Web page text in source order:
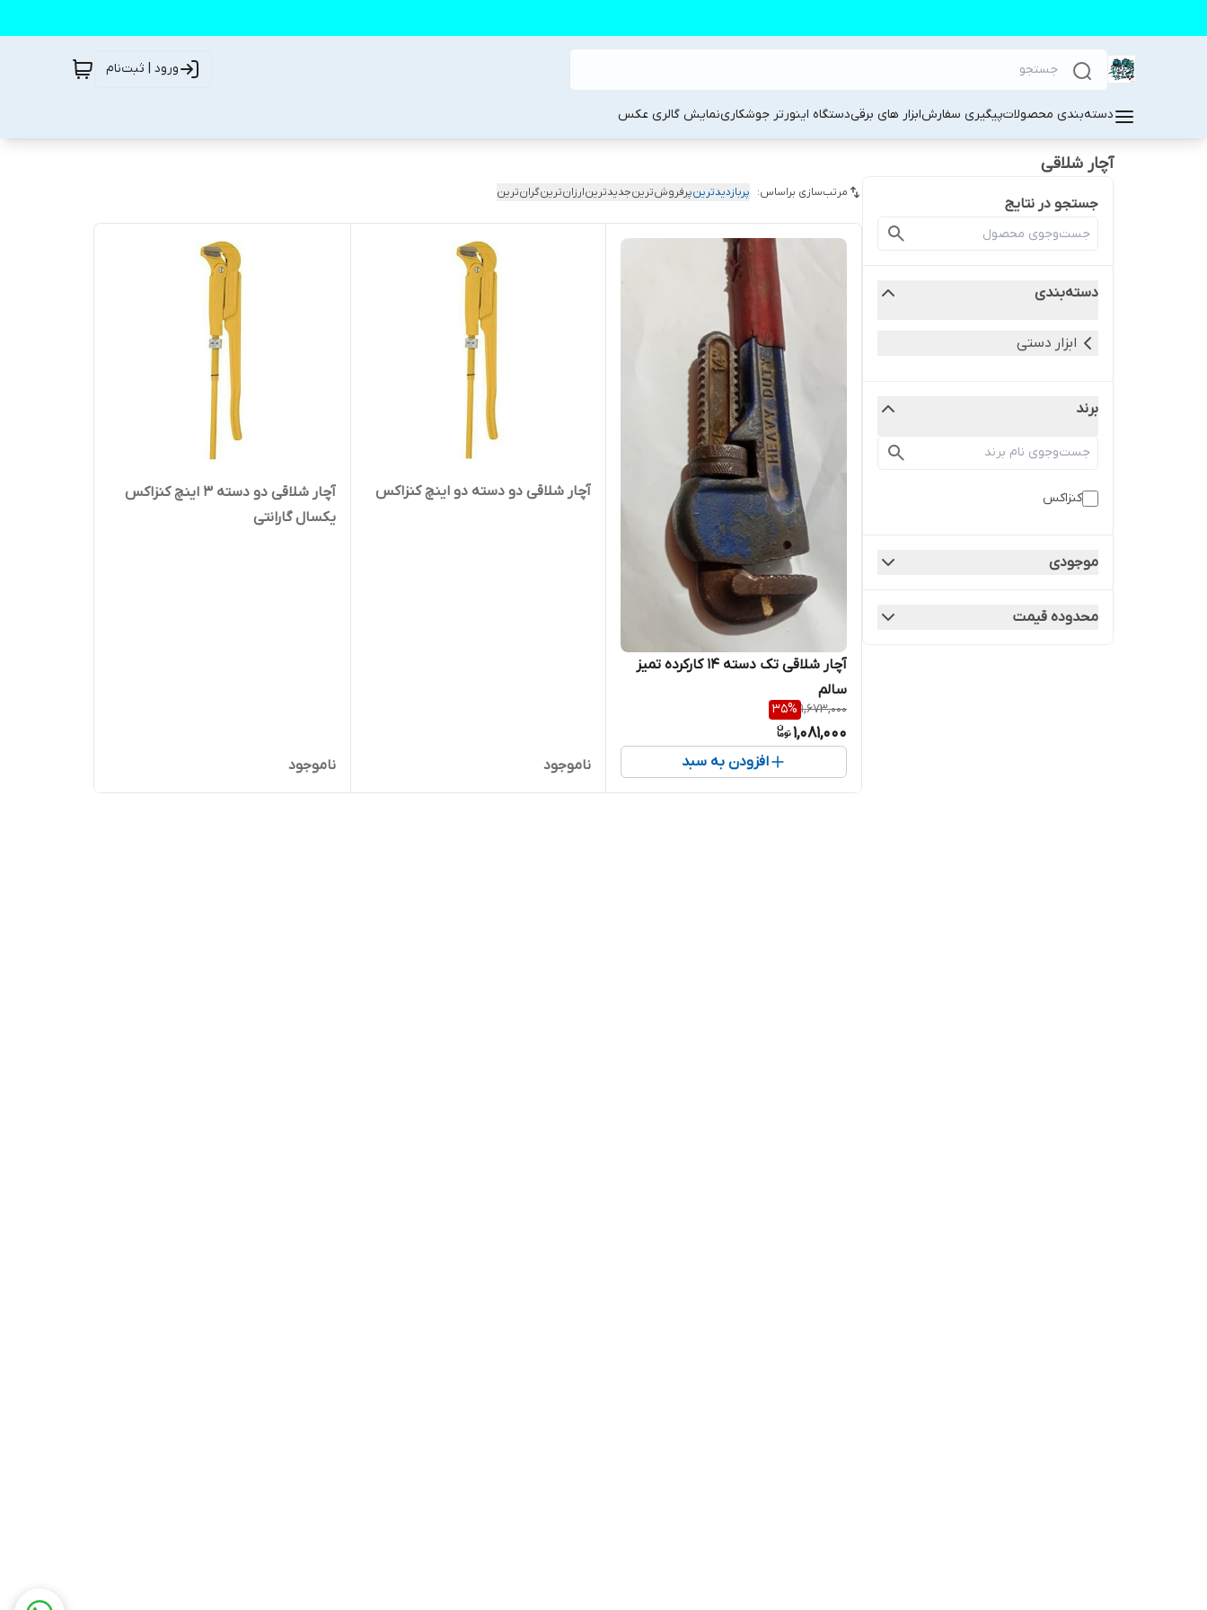
ورود | ثبت‌نام
دسته‌بندی محصولاتپیگیری سفارشابزار های برقیدستگاه اینورتر جوشکارینمایش گالری عکس
آچار شلاقی
جستجو در نتایج
دسته‌بندی
ابزار دستی
برند
کنزاکس
موجودی
محدوده قیمت
مرتب‌سازی براساس: پربازدیدترینپرفروش‌ترینجدیدترینارزان‌ترینگران‌ترین
آچار شلاقی تک دسته ۱۴ کارکرده تمیز
سالم
1,673,000
35%
1,081,000
افزودن به سبد
آچار شلاقی دو دسته دو اینچ کنزاکس
ناموجود
آچار شلاقی دو دسته ۳ اینچ کنزاکس
یکسال گارانتی
ناموجود